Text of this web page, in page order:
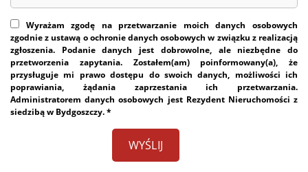
Wyrażam zgodę na przetwarzanie moich danych osobowych
zgodnie z ustawą o ochronie danych osobowych w związku z realizacją
zgłoszenia. Podanie danych jest dobrowolne, ale niezbędne do
przetworzenia zapytania. Zostałem(am) poinformowany(a), że
przysługuje mi prawo dostępu do swoich danych, możliwości ich
poprawiania, żądania zaprzestania ich przetwarzania.
Administratorem danych osobowych jest Rezydent Nieruchomości z
siedzibą w Bydgoszczy. *